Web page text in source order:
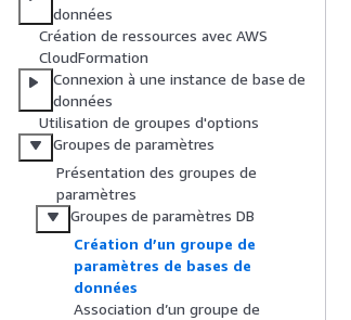
données
Création de ressources avec AWS
CloudFormation
Connexion à une instance de base de
données
Utilisation de groupes d'options
Groupes de paramètres
Présentation des groupes de
paramètres
Groupes de paramètres DB
Création d’un groupe de
paramètres de bases de
données
Association d’un groupe de